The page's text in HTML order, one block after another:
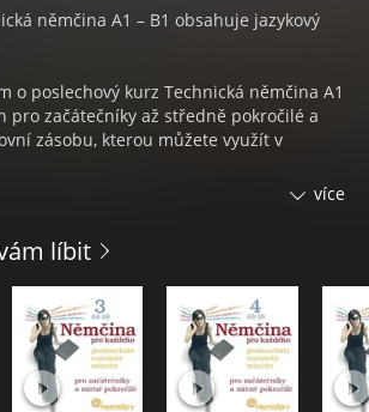
němčina A1 – B1 obsahuje jazykový
o poslechový kurz Technická němčina A1
pro začátečníky až středně pokročilé a
zásobu, kterou můžete využít v
kurzu najdete celkem 1 000 slovíček
rozděleny podle témat aktivity, kvalita,
rozměry a vlastnosti. Obsahují slovíčka a
kterým budete lépe komunikovat při
problémů. Zároveň si zvládnutím tohoto
více
líbit